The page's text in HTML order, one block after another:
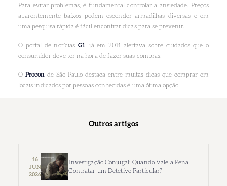
Outros artigos
16
JUN
2026
Investigação Conjugal: Quando Vale a Pena
Contratar um Detetive Particular?
Para evitar problemas, é fundamental controlar a ansiedade. Preços
aparentemente baixos podem esconder armadilhas diversas e em
uma pesquisa rápida é fácil encontrar dicas para se prevenir.
O portal de notícias G1
, já em 2011 alertava sobre cuidados que o
consumidor deve ter na hora de fazer suas compras.
O Procon de São Paulo destaca entre muitas dicas que comprar em
locais indicados por pessoas conhecidas é uma ótima opção.